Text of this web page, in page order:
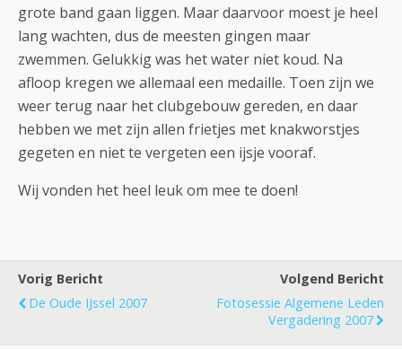
grote band gaan liggen. Maar daarvoor moest je heel
lang wachten, dus de meesten gingen maar
zwemmen. Gelukkig was het water niet koud. Na
afloop kregen we allemaal een medaille. Toen zijn we
weer terug naar het clubgebouw gereden, en daar
hebben we met zijn allen frietjes met knakworstjes
gegeten en niet te vergeten een ijsje vooraf.
Wij vonden het heel leuk om mee te doen!
Vorig Bericht
De Oude IJssel 2007
Volgend Bericht
Fotosessie Algemene Leden
Vergadering 2007